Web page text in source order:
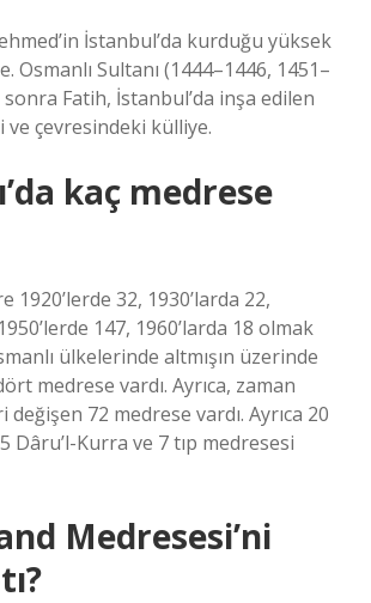
İstanbul’da kurduğu yüksek
Osmanlı Sultanı (1444–1446, 1451–
Fatih, İstanbul’da inşa edilen
ve çevresindeki külliye.
kaç medrese
1920’lerde 32, 1930’larda 22,
147, 1960’larda 18 olmak
ülkelerinde altmışın üzerinde
medrese vardı. Ayrıca, zaman
72 medrese vardı. Ayrıca 20
Dâru’l-Kurra ve 7 tıp medresesi
Medresesi’ni